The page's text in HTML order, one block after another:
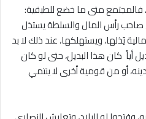
فالمجتمع متى ما خضع للطبقية:
رأس المال والسلطة يستذل
يُذلها، ويستهلكها، عند ذلك لا بد
أياً كان هذا البديل، حتى لو كان
أو من قومية أخرى لا ينتمي